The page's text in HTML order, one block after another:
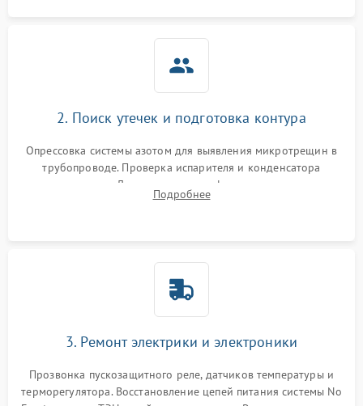
2. Поиск утечек и подготовка контура
Опрессовка системы азотом для выявления микротрещин в
трубопроводе. Проверка испарителя и конденсатора
течеискателем. Демонтаж старого фильтра-осушителя и
продувка капиллярной трубки для устранения засоров.
Подробнее
3. Ремонт электрики и электроники
Прозвонка пускозащитного реле, датчиков температуры и
терморегулятора. Восстановление цепей питания системы No